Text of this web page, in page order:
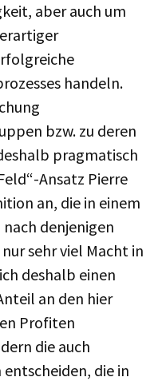
aber auch um
handeln.
bzw. zu deren
pragmatisch
Ansatz Pierre
an, die in einem
denjenigen
sehr viel Macht in
deshalb einen
an den hier
Profiten
die auch
die in